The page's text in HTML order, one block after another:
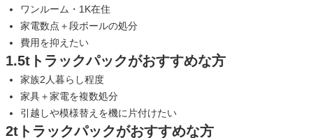
ワンルーム・1K在住
家電数点＋段ボールの処分
費用を抑えたい
1.5tトラックパックがおすすめな方
家族2人暮らし程度
家具＋家電を複数処分
引越しや模様替えを機に片付けたい
2tトラックパックがおすすめな方